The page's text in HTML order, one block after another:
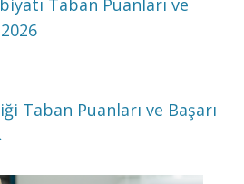
Taban Puanları ve
Taban Puanları ve Başarı